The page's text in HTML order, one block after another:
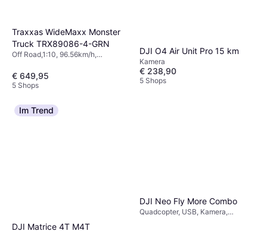
Traxxas WideMaxx Monster
Truck TRX89086-4-GRN
Off Road,1:10, 96.56km/h,
montiert, Allradantrieb (4WD)
€ 649,95
5 Shops
DJI O4 Air Unit Pro 15 km
Kamera
€ 238,90
5 Shops
Im Trend
DJI Matrice 4T M4T
DJI Neo Fly More Combo
Quadcopter, USB, Kamera,